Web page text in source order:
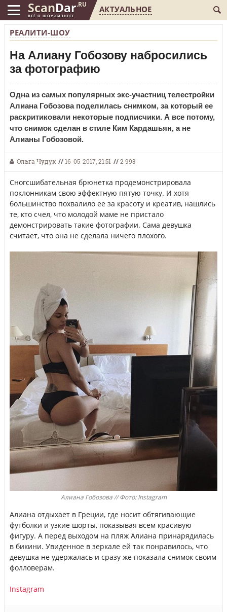
ScanDar.RU
ВСЁ О ШОУ-БИЗНЕСЕ
АКТУАЛЬНОЕ
РЕАЛИТИ-ШОУ
На Алиану Гобозову набросились
за фотографию
Одна из самых популярных экс-участниц телестройки
Алиана Гобозова поделилась снимком, за который ее
раскритиковали некоторые подписчики. А все потому,
что снимок сделан в стиле Ким Кардашьян, а не
Алианы Гобозовой.
Ольга Чудук //16-05-2017, 21:51 //2 993
Сногсшибательная брюнетка продемонстрировала
поклонникам свою эффектную пятую точку. И хотя
большинство похвалило ее за красоту и креатив, нашлись
те, кто счел, что молодой маме не пристало
демонстрировать такие фотографии. Сама девушка
считает, что она не сделала ничего плохого.
Алиана Гобозова // Фото: Instagram
Алиана отдыхает в Греции, где носит обтягивающие
футболки и узкие шорты, показывая всем красивую
фигуру. А перед выходом на пляж Алиана принарядилась
в бикини. Увиденное в зеркале ей так понравилось, что
девушка не удержалась и сразу же показала снимок своим
фолловерам.
Instagram